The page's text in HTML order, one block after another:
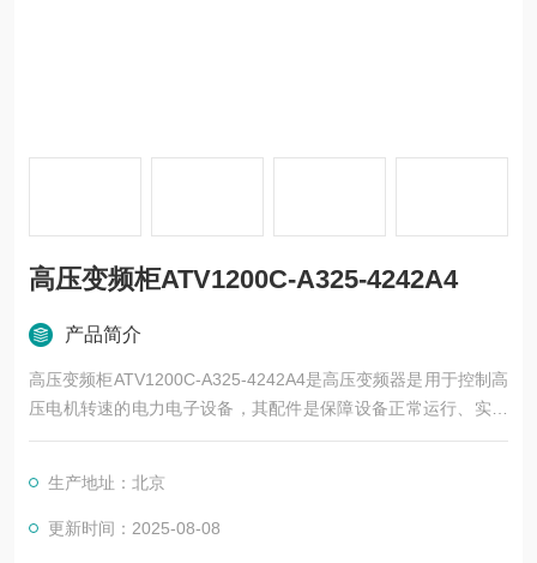
高压变频柜ATV1200C-A325-4242A4
产品简介
高压变频柜ATV1200C-A325-4242A4是高压变频器是用于控制高
压电机转速的电力电子设备，其配件是保障设备正常运行、实现
功能扩展及维护维修的重要组成部分。这些配件种类繁多，涵盖
生产地址：北京
更新时间：2025-08-08